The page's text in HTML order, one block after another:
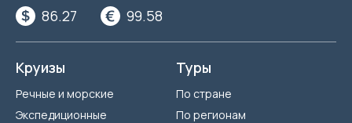
86.27 99.58
Круизы
Речные и морские
Экспедиционные
Туры
По стране
По регионам